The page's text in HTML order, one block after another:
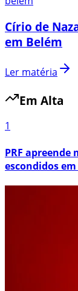
Círio de
em Belém
Ler matéria
Em Alta
1
PRF apreende
escondidos